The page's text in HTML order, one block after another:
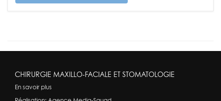
CHIRURGIE MAXILLO-FACIALE ET STOMATOLOGIE
En savoir plus